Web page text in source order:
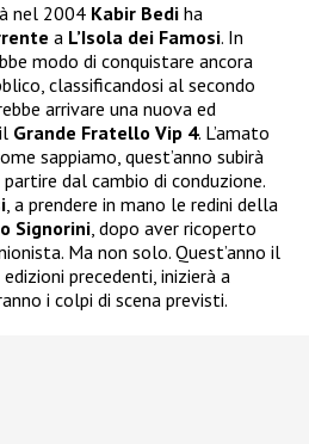
nel 2004 Kabir Bedi ha
a L’Isola dei Famosi. In
modo di conquistare ancora
classificandosi al secondo
arrivare una nuova ed
Grande Fratello Vip 4. L’amato
sappiamo, quest’anno subirà
dal cambio di conduzione.
, a prendere in mano le redini della
Signorini, dopo aver ricoperto
Ma non solo. Quest’anno il
precedenti, inizierà a
i colpi di scena previsti.